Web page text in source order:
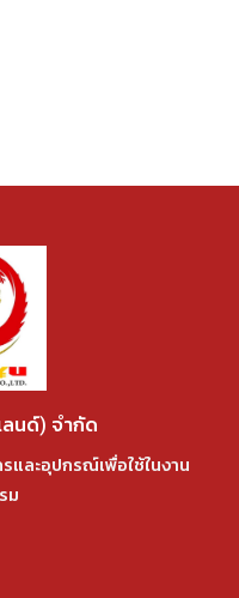
ลนด์) จำกัด
รและอุปกรณ์เพื่อใช้ในงาน
ม